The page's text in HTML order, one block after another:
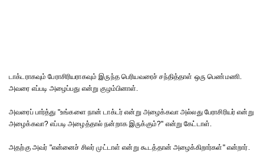
டாக்டராகவும் பேராசிரியராகவும் இருந்த பெரியவரைச் சந்தித்தாள் ஒரு பெண்மணி.
அவரை எப்படி அழைப்பது என்று குழம்பினாள்.
அவரைப் பார்த்து "உங்களை நான் டாக்டர் என்று அழைக்கவா அல்லது பேராசிரியர் என்று
அழைக்கவா? எப்படி அழைத்தால் நன்றாக இருக்கும்?" என்று கேட்டாள்.
அதற்கு அவர் "என்னைச் சிலர் முட்டாள் என்று கூடத்தான் அழைக்கிறார்கள்" என்றார்.